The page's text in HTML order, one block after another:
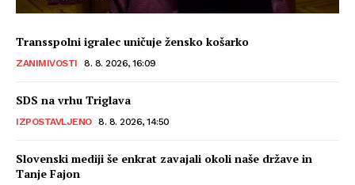
Transspolni igralec uničuje žensko košarko
ZANIMIVOSTI 8. 8. 2026, 16:09
SDS na vrhu Triglava
IZPOSTAVLJENO 8. 8. 2026, 14:50
Slovenski mediji še enkrat zavajali okoli naše države in
Tanje Fajon